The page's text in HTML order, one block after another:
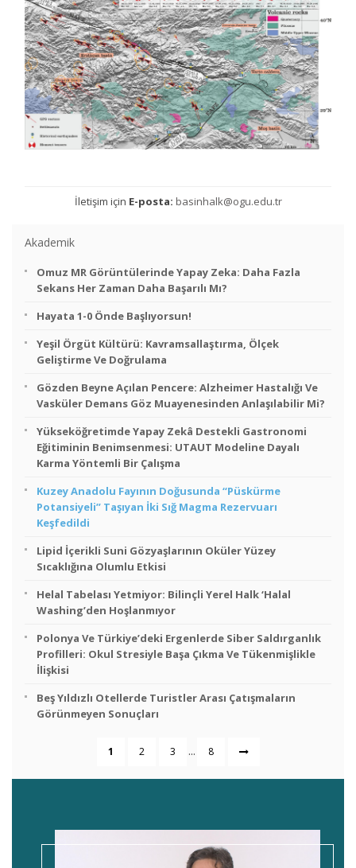
İletişim için E-posta: basinhalk@ogu.edu.tr
Akademik
Omuz MR Görüntülerinde Yapay Zeka: Daha Fazla
Sekans Her Zaman Daha Başarılı Mı?
Hayata 1-0 Önde Başlıyorsun!
Yeşil Örgüt Kültürü: Kavramsallaştırma, Ölçek
Geliştirme Ve Doğrulama
Gözden Beyne Açılan Pencere: Alzheimer Hastalığı Ve
Vasküler Demans Göz Muayenesinden Anlaşılabilir Mi?
Yükseköğretimde Yapay Zekâ Destekli Gastronomi
Eğitiminin Benimsenmesi: UTAUT Modeline Dayalı
Karma Yöntemli Bir Çalışma
Kuzey Anadolu Fayının Doğusunda “Püskürme
Potansiyeli” Taşıyan İki Sığ Magma Rezervuarı
Keşfedildi
Lipid İçerikli Suni Gözyaşlarının Oküler Yüzey
Sıcaklığına Olumlu Etkisi
Helal Tabelası Yetmiyor: Bilinçli Yerel Halk ‘Halal
Washing’den Hoşlanmıyor
Polonya Ve Türkiye’deki Ergenlerde Siber Saldırganlık
Profilleri: Okul Stresiyle Başa Çıkma Ve Tükenmişlikle
İlişkisi
Beş Yıldızlı Otellerde Turistler Arası Çatışmaların
Görünmeyen Sonuçları
1 2 3 ... 8